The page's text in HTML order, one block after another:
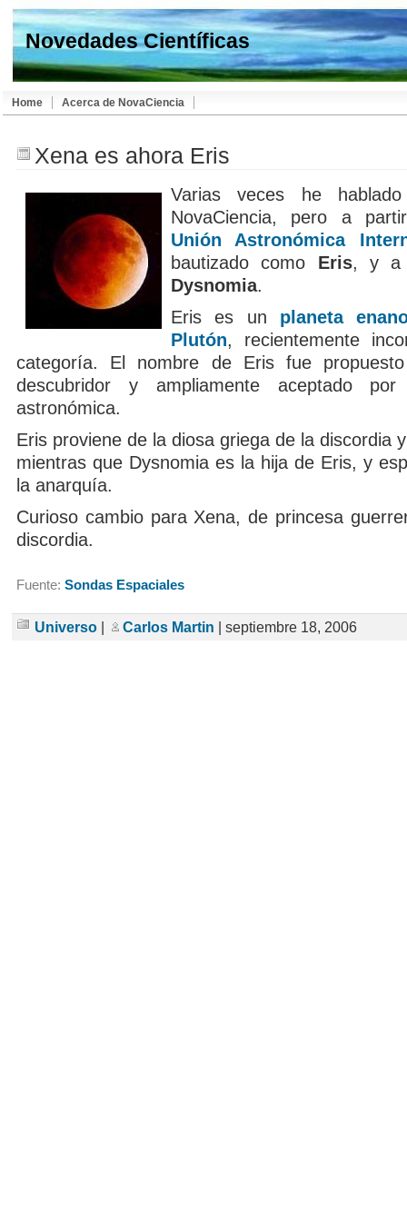
Novedades Científicas
Home Acerca de NovaCiencia
Xena es ahora Eris
Varias veces he
NovaCiencia, pero a
Unión Astronómica
bautizado como Eris, y a
Dysnomia.
Eris es un planeta
Plutón, recientemente
categoría. El nombre de Eris fue
descubridor y ampliamente aceptado
astronómica.
Eris proviene de la diosa griega de la discordia
mientras que Dysnomia es la hija de Eris, y
la anarquía.
Curioso cambio para Xena, de princesa
discordia.
Fuente: Sondas Espaciales
Universo Carlos Martin | septiembre 18, 2006